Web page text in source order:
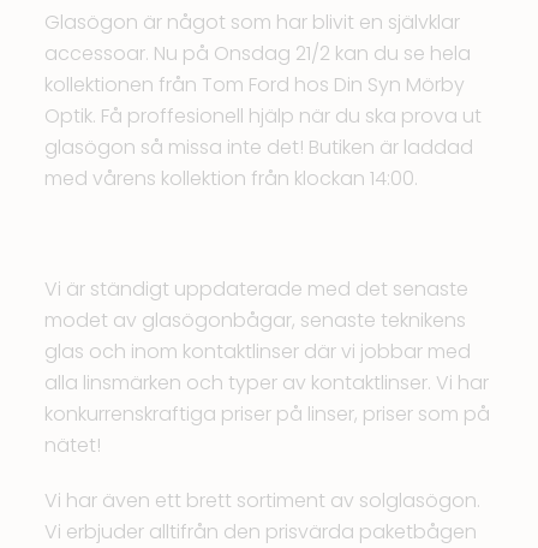
Glasögon är något som har blivit en självklar
accessoar. Nu på Onsdag 21/2 kan du se hela
kollektionen från Tom Ford hos Din Syn Mörby
Optik. Få proffesionell hjälp när du ska prova ut
glasögon så missa inte det! Butiken är laddad
med vårens kollektion från klockan 14:00.
Vi är ständigt uppdaterade med det senaste
modet av glasögonbågar, senaste teknikens
glas och inom kontaktlinser där vi jobbar med
alla linsmärken och typer av kontaktlinser. Vi har
konkurrenskraftiga priser på linser, priser som på
nätet!
Vi har även ett brett sortiment av solglasögon.
Vi erbjuder alltifrån den prisvärda paketbågen